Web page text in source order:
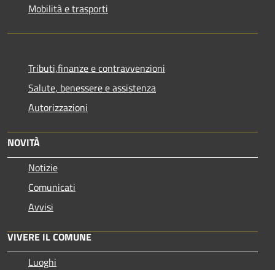
Mobilità e trasporti
Tributi,finanze e contravvenzioni
Salute, benessere e assistenza
Autorizzazioni
NOVITÀ
Notizie
Comunicati
Avvisi
VIVERE IL COMUNE
Luoghi